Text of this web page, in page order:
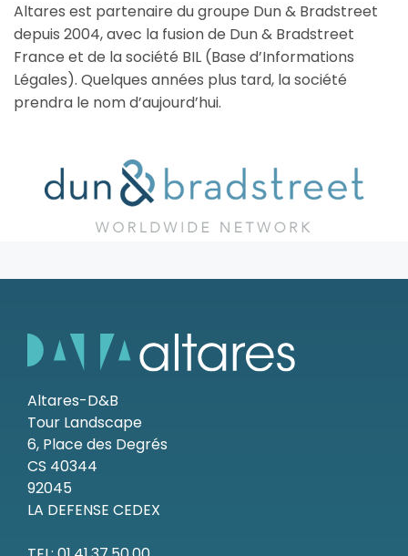
Altares est partenaire du groupe Dun & Bradstreet
depuis 2004, avec la fusion de Dun & Bradstreet
France et de la société BIL (Base d’Informations
Légales). Quelques années plus tard, la société
prendra le nom d’aujourd’hui.
Altares-D&B
Tour Landscape
6, Place des Degrés
CS 40344
92045
LA DEFENSE CEDEX